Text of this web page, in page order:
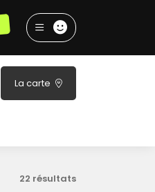
La carte
22 résultats